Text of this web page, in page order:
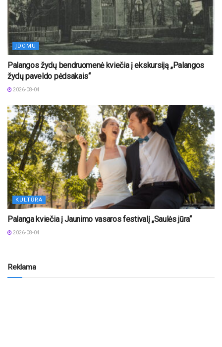
ĮDOMU
Palangos žydų bendruomenė kviečia į ekskursiją „Palangos
žydų paveldo pėdsakais“
2026-08-04
KULTŪRA
Palanga kviečia į Jaunimo vasaros festivalį „Saulės jūra“
2026-08-04
Reklama